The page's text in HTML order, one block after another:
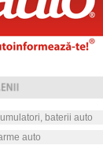
baterii auto
auto